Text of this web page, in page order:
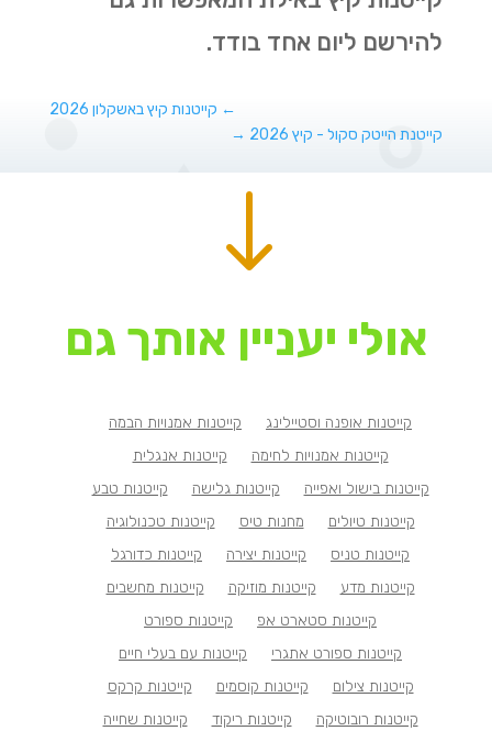
להירשם ליום אחד בודד.
← קייטנות קיץ באשקלון 2026
קייטנת הייטק סקול - קיץ 2026
→
"
אולי יעניין אותך גם
קייטנות אופנה וסטיילינג
קייטנות אמנויות הבמה
קייטנות אמנויות לחימה
קייטנות אנגלית
קייטנות בישול ואפייה
קייטנות גלישה
קייטנות טבע
קייטנות טיולים
מחנות טיס
קייטנות טכנולוגיה
קייטנות טניס
קייטנות יצירה
קייטנות כדורגל
קייטנות מדע
קייטנות מוזיקה
קייטנות מחשבים
קייטנות סטארט אפ
קייטנות ספורט
קייטנות ספורט אתגרי
קייטנות עם בעלי חיים
קייטנות צילום
קייטנות קוסמים
קייטנות קרקס
קייטנות רובוטיקה
קייטנות ריקוד
קייטנות שחייה